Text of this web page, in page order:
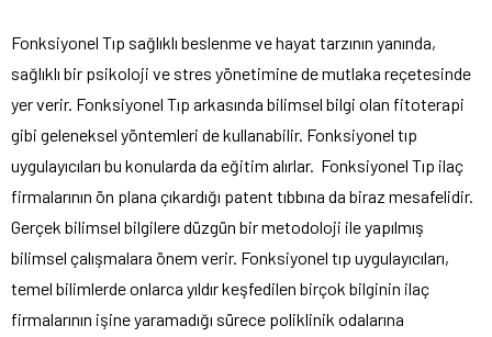
Fonksiyonel Tıp sağlıklı beslenme ve hayat tarzının yanında,
sağlıklı bir psikoloji ve stres yönetimine de mutlaka reçetesinde
yer verir. Fonksiyonel Tıp arkasında bilimsel bilgi olan fitoterapi
gibi geleneksel yöntemleri de kullanabilir. Fonksiyonel tıp
uygulayıcıları bu konularda da eğitim alırlar. Fonksiyonel Tıp ilaç
firmalarının ön plana çıkardığı patent tıbbına da biraz mesafelidir.
Gerçek bilimsel bilgilere düzgün bir metodoloji ile yapılmış
bilimsel çalışmalara önem verir. Fonksiyonel tıp uygulayıcıları,
temel bilimlerde onlarca yıldır keşfedilen birçok bilginin ilaç
firmalarının işine yaramadığı sürece poliklinik odalarına